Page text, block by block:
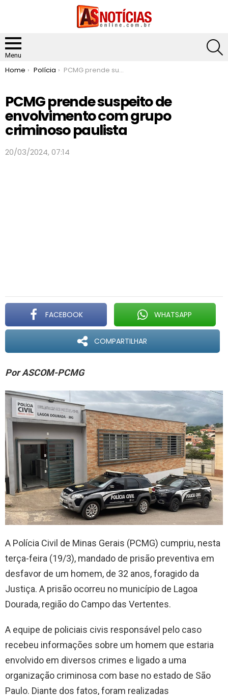
Menu
You are here:
Home Polícia PCMG prende suspeito de envolvimento com grupo criminoso paulista
PCMG prende suspeito de
envolvimento com grupo
criminoso paulista
20/03/2024, 07:14
FACEBOOK WHATSAPP
COMPARTILHAR
Por ASCOM-PCMG
A Polícia Civil de Minas Gerais (PCMG) cumpriu, nesta
terça-feira (19/3), mandado de prisão preventiva em
desfavor de um homem, de 32 anos, foragido da
Justiça. A prisão ocorreu no município de Lagoa
Dourada, região do Campo das Vertentes.
A equipe de policiais civis responsável pelo caso
recebeu informações sobre um homem que estaria
envolvido em diversos crimes e ligado a uma
organização criminosa com base no estado de São
Paulo. Diante dos fatos, foram realizadas